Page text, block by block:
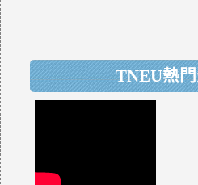
TNEU熱